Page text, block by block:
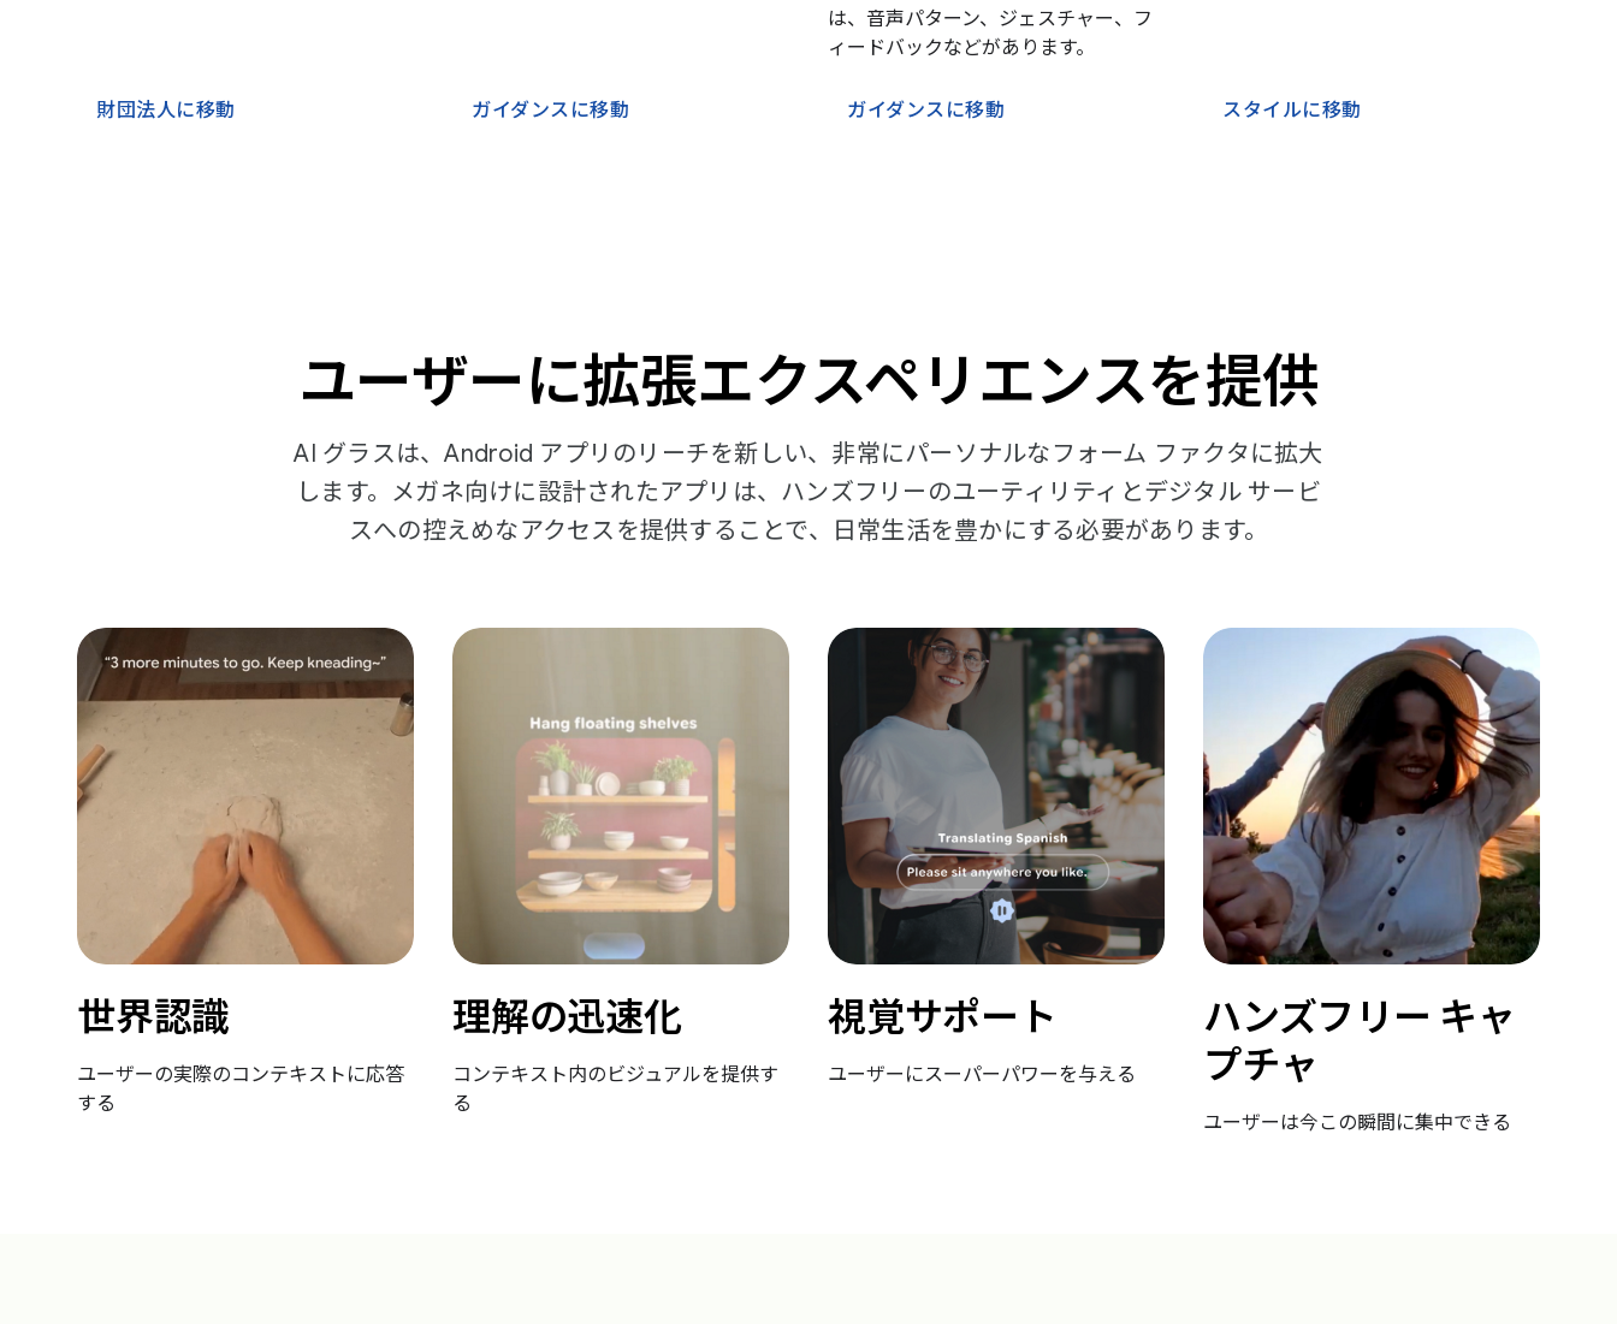
財団法人に移動 ガイダンスに移動
は、音声パターン、ジェスチャー、フ
ィードバックなどがあります。
ガイダンスに移動 スタイルに移動
ユーザーに拡張エクスペリエンスを提供
AI グラスは、Android アプリのリーチを新しい、非常にパーソナルなフォーム ファクタに拡大
します。メガネ向けに設計されたアプリは、ハンズフリーのユーティリティとデジタル サービ
スへの控えめなアクセスを提供することで、日常生活を豊かにする必要があります。
世界認識
ユーザーの実際のコンテキストに応答
する
理解の迅速化
コンテキスト内のビジュアルを提供す
る
視覚サポート
ユーザーにスーパーパワーを与える
ハンズフリー キャ
プチャ
ユーザーは今この瞬間に集中できる